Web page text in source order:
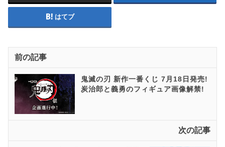
はてブ
前の記事
鬼滅の刃 新作一番くじ 7月18日発売!
炭治郎と義勇のフィギュア画像解禁!
次の記事